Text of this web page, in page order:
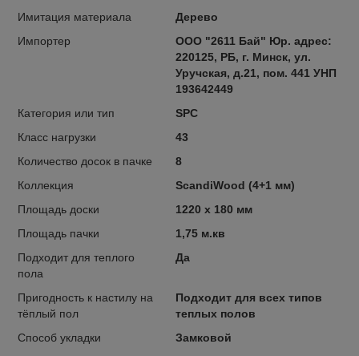
Имитация материала
Дерево
Импортер
ООО "2611 Бай" Юр. адрес:
220125, РБ, г. Минск, ул.
Уручская, д.21, пом. 441 УНП
193642449
Категория или тип
SPC
Класс нагрузки
43
Количество досок в пачке
8
Коллекция
ScandiWood (4+1 мм)
Площадь доски
1220 x 180 мм
Площадь пачки
1,75 м.кв
Подходит для теплого
пола
Да
Пригодность к настилу на
тёплый пол
Подходит для всех типов
теплых полов
Способ укладки
Замковой